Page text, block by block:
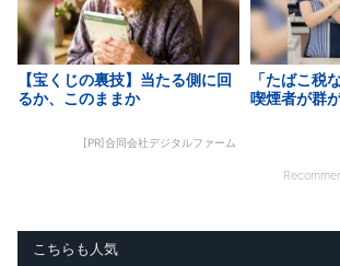
【宝くじの裏技】当たる側に回
るか、このままか
[PR]合同会社デジタルファーム
「たばこ税
喫煙者が群
こちらも人気